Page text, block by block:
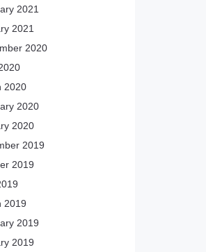
2021
2021
2020
2020
2020
2020
2019
2019
2019
2019
2019